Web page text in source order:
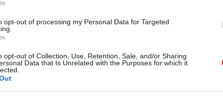
opt-out of processing my Personal Data for Targeted
opt-out of Collection, Use, Retention, Sale, and/or Sharing
Data that Is Unrelated with the Purposes for which it
azonnal többé válik egy népszerű
sportágnál: órákon át tartó
régimódi luxus és pezsgő nyári
A labdajátékok királynője:
teniszrajongóknak